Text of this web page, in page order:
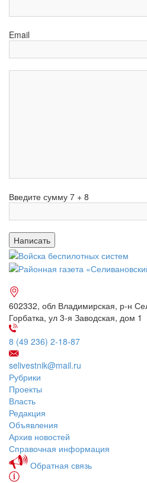
Email
Введите сумму 7 + 8
602332, обл Владимирская, р-н
Горбатка, ул 3-я Заводская, дом 1
8 (49 236) 2-18-87
selivestnik@mail.ru
Рубрики
Проекты
Власть
Редакция
Объявления
Архив новостей
Справочная информация
Обратная связь